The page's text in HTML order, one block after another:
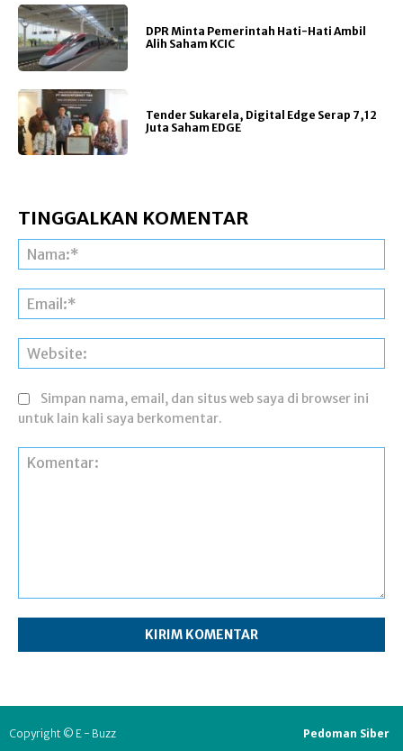
DPR Minta Pemerintah Hati-Hati Ambil
Alih Saham KCIC
Tender Sukarela, Digital Edge Serap 7,12
Juta Saham EDGE
TINGGALKAN KOMENTAR
Simpan nama, email, dan situs web saya di browser ini
untuk lain kali saya berkomentar.
Copyright © E - Buzz Pedoman Siber